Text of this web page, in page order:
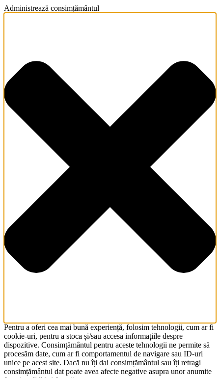
Administrează consimțământul
Pentru a oferi cea mai bună experiență, folosim tehnologii, cum ar fi
cookie-uri, pentru a stoca și/sau accesa informațiile despre
dispozitive. Consimțământul pentru aceste tehnologii ne permite să
procesăm date, cum ar fi comportamentul de navigare sau ID-uri
unice pe acest site. Dacă nu îți dai consimțământul sau îți retragi
consimțământul dat poate avea afecte negative asupra unor anumite